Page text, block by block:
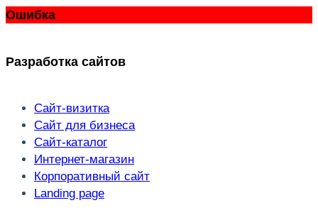
Ошибка
Разработка сайтов
Сайт-визитка
Сайт для бизнеса
Сайт-каталог
Интернет-магазин
Корпоративный сайт
Landing page